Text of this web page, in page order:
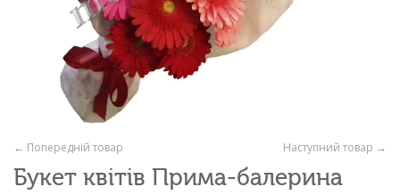
Наступний товар →
← Попередній товар
Букет квітів Прима-балерина